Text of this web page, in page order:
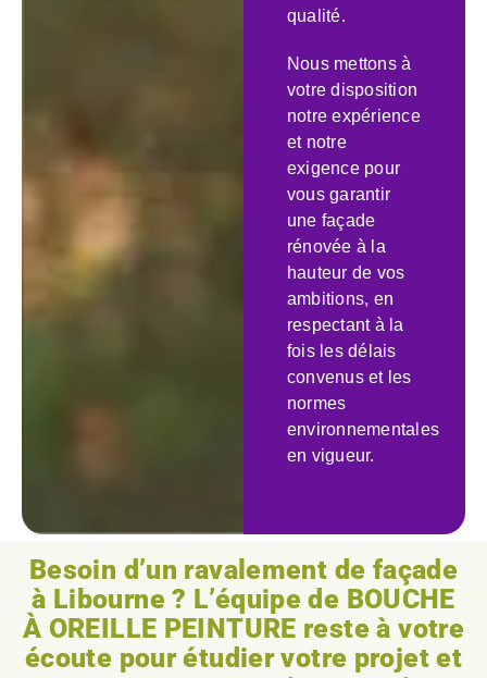
qualité.
Nous mettons à
votre disposition
notre expérience
et notre
exigence pour
vous garantir
une façade
rénovée à la
hauteur de vos
ambitions, en
respectant à la
fois les délais
convenus et les
normes
environnementales
en vigueur.
Besoin d’un ravalement de façade
à Libourne ? L’équipe de BOUCHE
À OREILLE PEINTURE reste à votre
écoute pour étudier votre projet et